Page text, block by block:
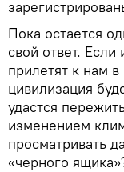
Пока остается
свой ответ. Если
прилетят к нам
цивилизация
удастся
изменением
просматривать
«черного